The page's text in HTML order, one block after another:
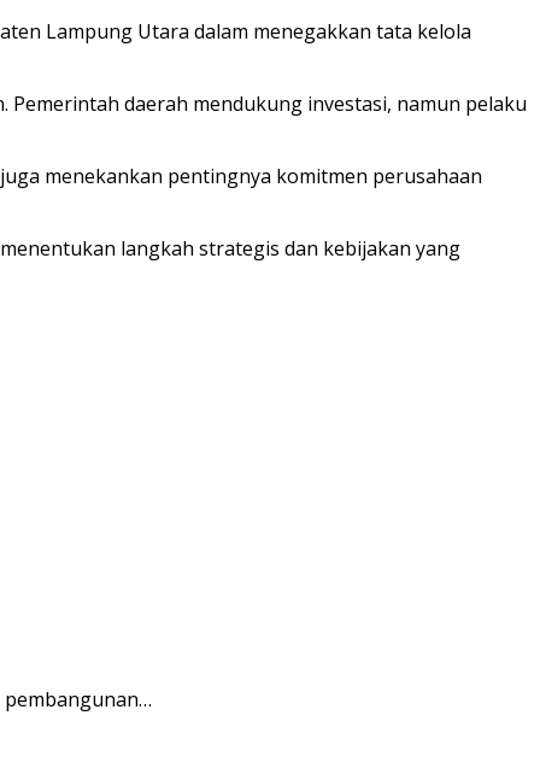
Lampung Utara dalam menegakkan tata kelola
Pemerintah daerah mendukung investasi, namun pelaku
menekankan pentingnya komitmen perusahaan
langkah strategis dan kebijakan yang